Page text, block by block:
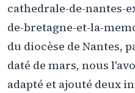
cathedrale-de-nantes-
de-bretagne-et-la-
du diocèse de Nantes,
daté de mars, nous
adapté et ajouté deux